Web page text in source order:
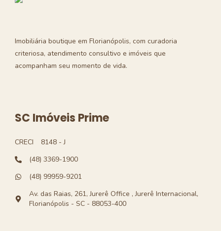
Imobiliária boutique em Florianópolis, com curadoria
criteriosa, atendimento consultivo e imóveis que
acompanham seu momento de vida.
SC Imóveis Prime
CRECI
8148 - J
(48) 3369-1900
(48) 99959-9201
Av. das Raias, 261, Jurerê Office , Jurerê Internacional,
Florianópolis - SC - 88053-400